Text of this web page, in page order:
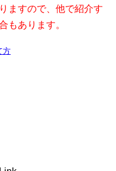
ますので、他で紹介す
もあります。
方